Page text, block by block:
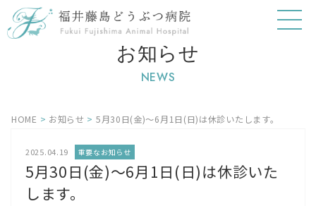
お知らせ
NEWS
HOME > お知らせ > 5月30日(金)〜6月1日(日)は休診いたします。
2025.04.19 重要なお知らせ
5月30日(金)〜6月1日(日)は休診いた
します。